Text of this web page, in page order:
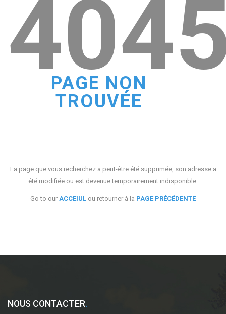
PAGE NON
TROUVÉE
La page que vous recherchez a peut-être été supprimée, son adresse a
été modifiée ou est devenue temporairement indisponible.
Go to our ACCEIUL ou retourner à la PAGE PRÉCÉDENTE
NOUS CONTACTER.